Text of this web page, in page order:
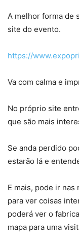
A melhor forma de
site do evento.
https://
Va com calma e
No próprio site
que são mais
Se anda perdido
estarão lá e
E mais, pode ir
para ver coisas
poderá ver o
mapa para uma